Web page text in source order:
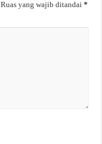
Ruas yang wajib ditandai*